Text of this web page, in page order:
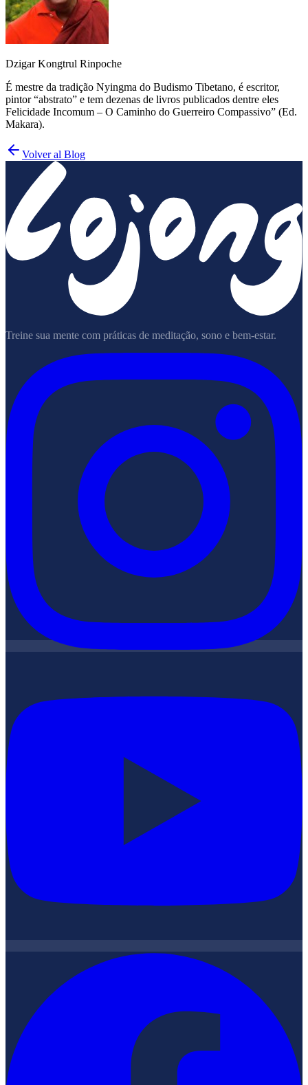
Dzigar Kongtrul Rinpoche
É mestre da tradição Nyingma do Budismo Tibetano, é escritor,
pintor “abstrato” e tem dezenas de livros publicados dentre eles
Felicidade Incomum – O Caminho do Guerreiro Compassivo” (Ed.
Makara).
Volver al Blog
Treine sua mente com práticas de meditação, sono e bem-estar.